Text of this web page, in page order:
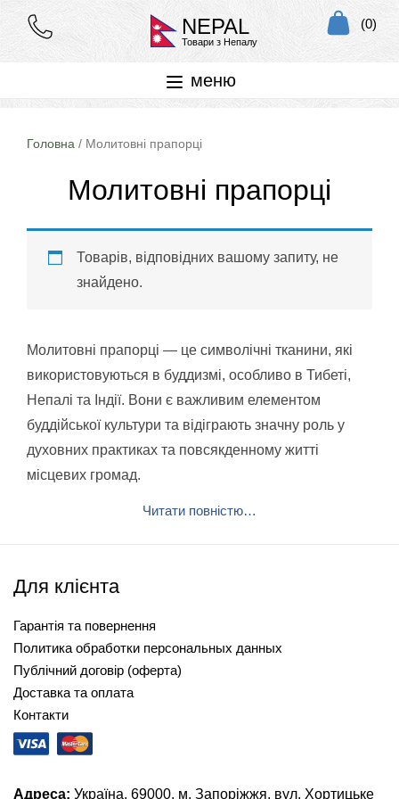
NEPAL
Товари з Непалу
(0)
меню
Головна / Молитовні прапорці
Молитовні прапорці
Товарів, відповідних вашому запиту, не
знайдено.
Молитовні прапорці — це символічні тканини, які
використовуються в буддизмі, особливо в Тибеті,
Непалі та Індії. Вони є важливим елементом
буддійської культури та відіграють значну роль у
духовних практиках та повсякденному житті
місцевих громад.
Читати повністю…
Для клієнта
Гарантія та повернення
Политика обработки персональных данных
Публічний договір (оферта)
Доставка та оплата
Контакти
Адреса: Україна, 69000, м. Запоріжжя, вул. Хортицьке